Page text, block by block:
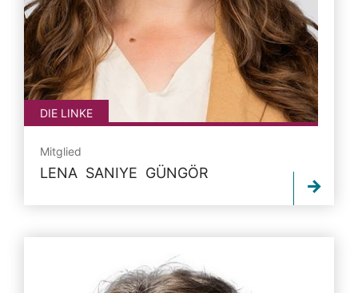
DIE LINKE
Mitglied
LENA SANIYE GÜNGÖR